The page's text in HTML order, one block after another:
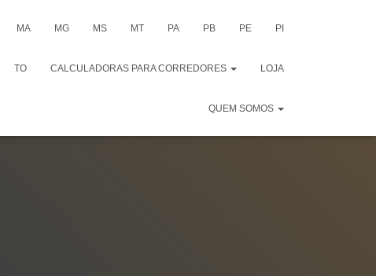
MA MG MS MT PA PB PE PI
TO CALCULADORAS PARA CORREDORES LOJA
QUEM SOMOS